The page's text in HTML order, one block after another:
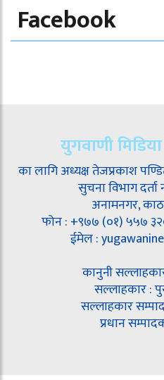
Facebook
युगवाणी
का लागि अध्यक्ष तेजप्रकाश
सुचना विभाग
अनामनगर,
फोन : +९७७ (०१) ५५७
ईमेल :
कानुनी
सल्लाहकार :
सल्लाहकार
प्रधान